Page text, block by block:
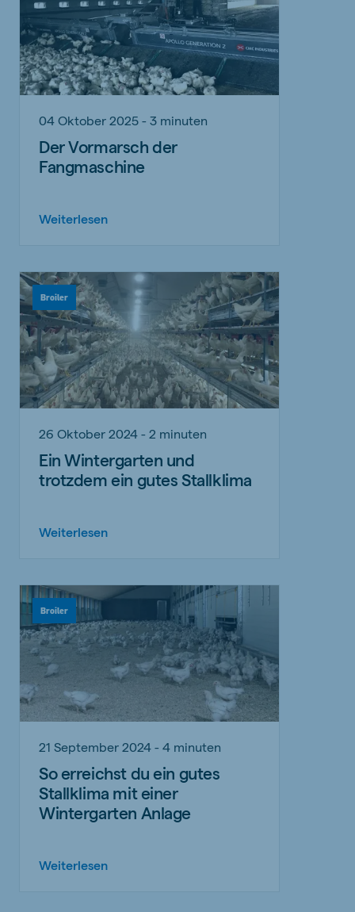
04 Oktober 2025 - 3 minuten
Der Vormarsch der
Fangmaschine
Weiterlesen
Broiler
26 Oktober 2024 - 2 minuten
Ein Wintergarten und
trotzdem ein gutes Stallklima
Weiterlesen
Broiler
21 September 2024 - 4 minuten
So erreichst du ein gutes
Stallklima mit einer
Wintergarten Anlage
Weiterlesen